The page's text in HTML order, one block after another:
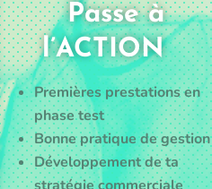
Passe à
l’ACTION
Premières prestations en
phase test
Bonne pratique de gestion
Développement de ta